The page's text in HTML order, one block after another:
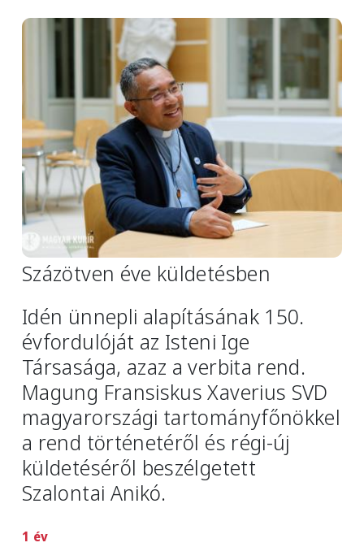
Image
Százötven éve küldetésben
Idén ünnepli alapításának 150.
évfordulóját az Isteni Ige
Társasága, azaz a verbita rend.
Magung Fransiskus Xaverius SVD
magyarországi tartományfőnökkel
a rend történetéről és régi-új
küldetéséről beszélgetett
Szalontai Anikó.
1 év